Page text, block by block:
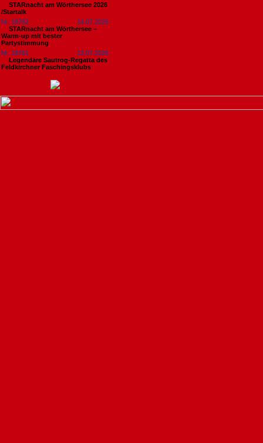
STARnacht am Wörthersee 2026
/Startalk
Nr. 18762
14.07.2026
STARnacht am Wörthersee –
Warm-up mit bester
Partystimmung
Nr. 18761
13.07.2026
Legendäre Sautrog-Regatta des
Feldkirchner Faschingsklubs